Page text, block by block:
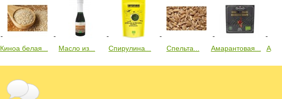
Киноа белая... Масло из... Спирулина... Спельта... Амарантовая...